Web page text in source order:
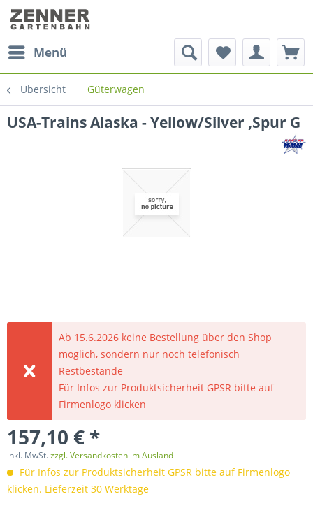
Menü
Übersicht Güterwagen
USA-Trains Alaska - Yellow/Silver ,Spur G
Ab 15.6.2026 keine Bestellung über den Shop
möglich, sondern nur noch telefonisch
Restbestände
Für Infos zur Produktsicherheit GPSR bitte auf
Firmenlogo klicken
157,10 € *
inkl. MwSt.zzgl. Versandkosten im Ausland
Für Infos zur Produktsicherheit GPSR bitte auf Firmenlogo
klicken. Lieferzeit 30 Werktage